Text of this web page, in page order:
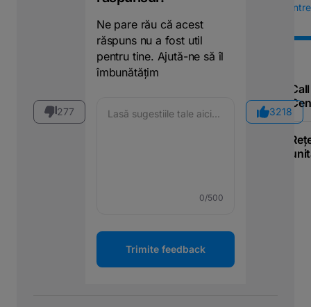
Call
277
Ne pare rău că acest
răspuns nu a fost util
pentru tine. Ajută-ne să îl
îmbunătățim
0/500
Trimite feedback
3218